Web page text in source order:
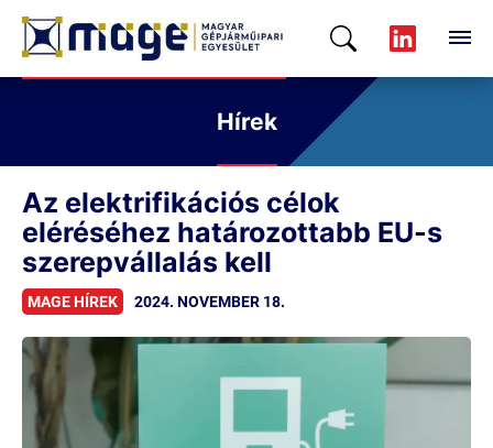
Hírek
Az elektrifikációs célok
eléréséhez határozottabb EU-s
szerepvállalás kell
MAGE HÍREK 2024. NOVEMBER 18.